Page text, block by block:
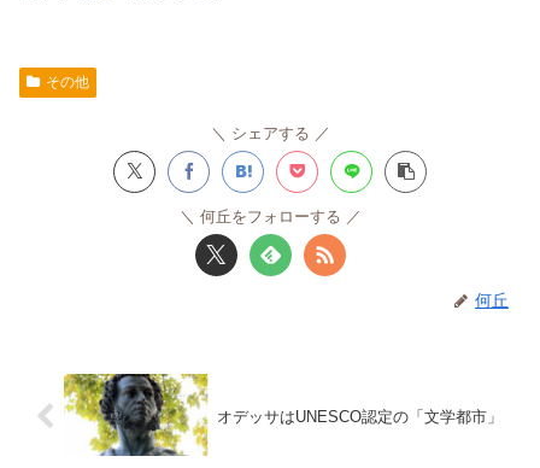
その他
シェアする
何丘をフォローする
何丘
オデッサはUNESCO認定の「文学都市」